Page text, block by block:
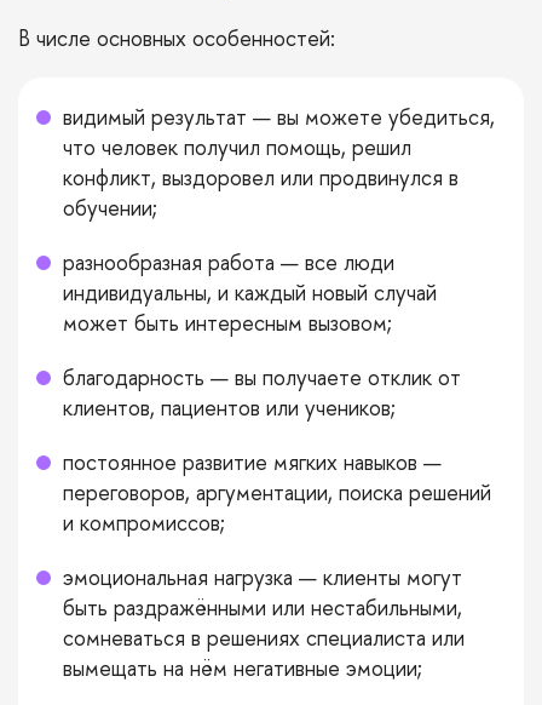
В числе основных особенностей:
видимый результат — вы можете убедиться,
что человек получил помощь, решил
конфликт, выздоровел или продвинулся в
обучении;
разнообразная работа — все люди
индивидуальны, и каждый новый случай
может быть интересным вызовом;
благодарность — вы получаете отклик от
клиентов, пациентов или учеников;
постоянное развитие мягких навыков —
переговоров, аргументации, поиска решений
и компромиссов;
эмоциональная нагрузка — клиенты могут
быть раздражёнными или нестабильными,
сомневаться в решениях специалиста или
вымещать на нём негативные эмоции;